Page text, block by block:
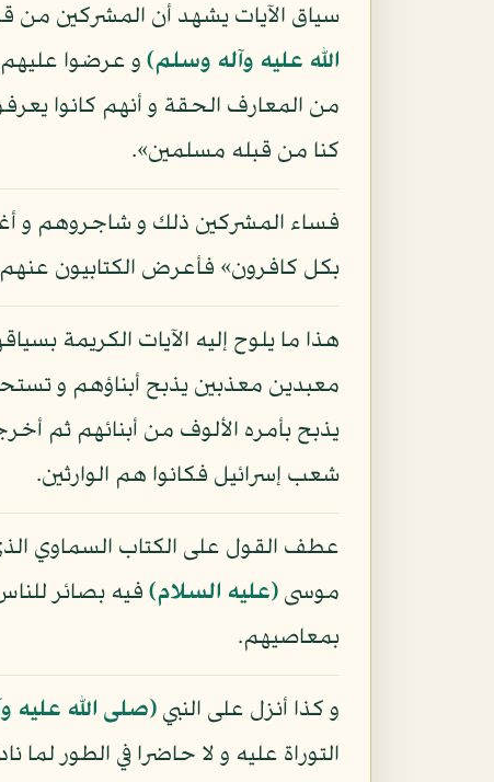
سياق الآيات يشهد أن المشركين من
الله عليه وآله وسلم) و عرضوا عليهم
من المعارف الحقة و أنهم كانوا
كنا من قبله مسلمين».
فساء المشركين ذلك و شاجروهم و
بكل كافرون» فأعرض الكتابيون عنهم
هذا ما يلوح إليه الآيات الكريمة
معبدين معذبين يذبح أبناؤهم و
يذبح بأمره الألوف من أبنائهم ثم
شعب إسرائيل فكانوا هم الوارثين.
عطف القول على الكتاب السماوي
موسى (عليه السلام) فيه بصائر
بمعاصيهم.
و كذا أنزل على النبي(صلى الله عليه
التوراة عليه و لا حاضرا في الطور